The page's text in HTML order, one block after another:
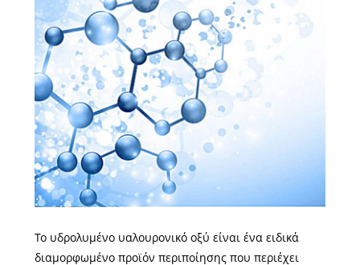
Το υδρολυμένο υαλουρονικό οξύ είναι ένα ειδικά
διαμορφωμένο προϊόν περιποίησης που περιέχει